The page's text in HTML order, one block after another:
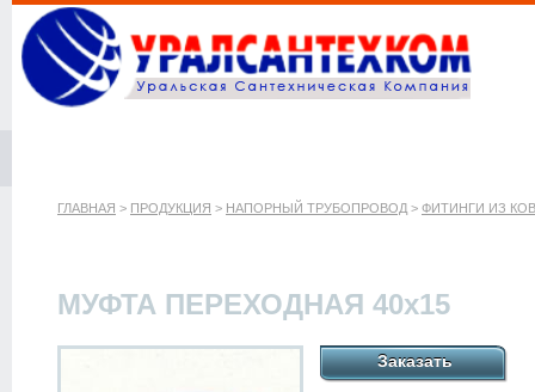
ГЛАВНАЯ > ПРОДУКЦИЯ > НАПОРНЫЙ ТРУБОПРОВОД > ФИТИНГИ ИЗ
МУФТА ПЕРЕХОДНАЯ 40х15
Заказать